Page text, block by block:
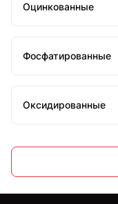
Оцинкованные
Фосфатированные
Оксидированные